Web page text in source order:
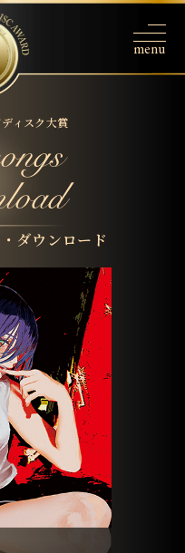
ィスク大賞
ダウンロード